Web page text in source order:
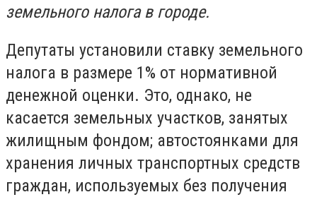
земельного налога в городе.
Депутаты установили ставку земельного
налога в размере 1% от нормативной
денежной оценки. Это, однако, не
касается земельных участков, занятых
жилищным фондом; автостоянками для
хранения личных транспортных средств
граждан, используемых без получения